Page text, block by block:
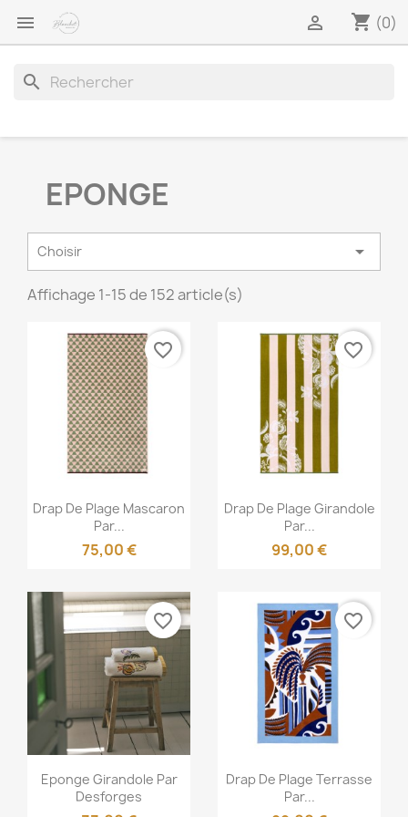
 shopping_cart (0)

search
EPONGE
Choisir 
Affichage 1-15 de 152 article(s)
Aperçu rapide
Drap De Plage Mascaron
Par...
75,00 €
favorite_border
Aperçu rapide
Drap De Plage Girandole
Par...
99,00 €
favorite_border
Aperçu rapide
Eponge Girandole Par
Desforges
favorite_border
Aperçu rapide
Drap De Plage Terrasse
Par...
favorite_border